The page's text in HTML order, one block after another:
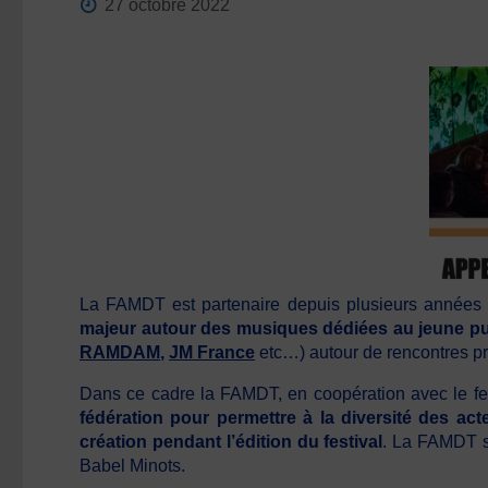
27 octobre 2022
La FAMDT est partenaire depuis plusieurs
majeur autour des musiques dédiées au jeune
RAMDAM ,JM France etc…) autour de rencontres
Dans ce cadre la FAMDT, en coopération avec le
fédération pour permettre à la diversité des
création pendant l’édition du festival . La FAMDT
Babel Minots.